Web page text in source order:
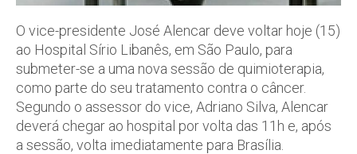
O vice-presidente José Alencar deve voltar hoje (15)
ao Hospital Sírio Libanês, em São Paulo, para
submeter-se a uma nova sessão de quimioterapia,
como parte do seu tratamento contra o câncer.
Segundo o assessor do vice, Adriano Silva, Alencar
deverá chegar ao hospital por volta das 11h e, após
a sessão, volta imediatamente para Brasília.